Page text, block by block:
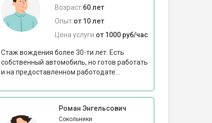
Возраст:60 лет
Опыт:от 10 лет
Цена услуги:от 1000 руб/час
Стаж вождения более 30-ти лет. Есть
собственный автомобиль, но готов работать
и на предоставленном работодате...
Роман Энгельсович
Сокольники